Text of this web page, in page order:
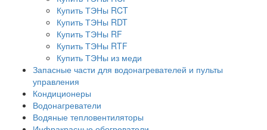
Купить ТЭНы RCT
Купить ТЭНы RDT
Купить ТЭНы RF
Купить ТЭНы RTF
Купить ТЭНы из меди
Запасные части для водонагревателей и пульты
управления
Кондиционеры
Водонагреватели
Водяные тепловентиляторы